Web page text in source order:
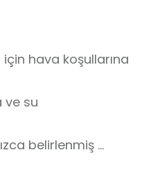
hava koşullarına
ve su
belirlenmiş